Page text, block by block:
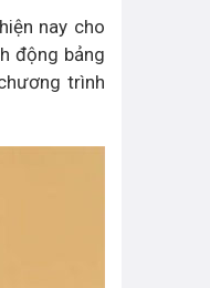
nay cho
động bảng
trình